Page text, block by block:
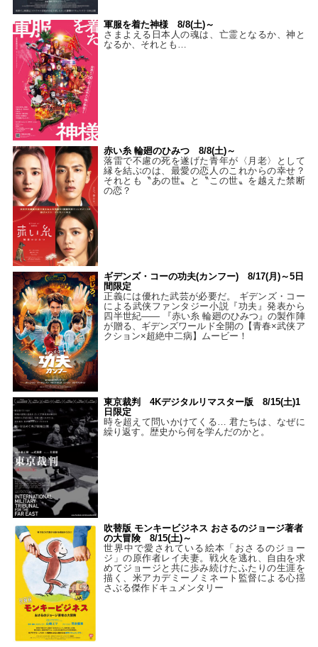
軍服を着た神様 8/8(土)～
さまよえる日本人の魂は、亡霊となるか、神と
なるか、それとも…
赤い糸 輪廻のひみつ 8/8(土)～
落雷で不慮の死を遂げた青年が〈月老〉として
縁を結ぶのは、最愛の恋人のこれからの幸せ？
それとも〝あの世〟と〝この世〟を越えた禁断
の恋？
ギデンズ・コーの功夫(カンフー) 8/17(月)～5日
間限定
正義には優れた武芸が必要だ。 ギデンズ・コー
による武侠ファンタジー小説『功夫』発表から
四半世紀―― 『赤い糸 輪廻のひみつ』の製作陣
が贈る、ギデンズワールド全開の【青春×武侠ア
クション×超絶中二病】ムービー！
東京裁判 4Kデジタルリマスター版 8/15(土)1
日限定
時を超えて問いかけてくる… 君たちは、なぜに
繰り返す。歴史から何を学んだのかと。
吹替版 モンキービジネス おさるのジョージ著者
の大冒険 8/15(土)～
世界中で愛されている絵本「おさるのジョー
ジ」の原作者レイ夫妻。戦火を逃れ、自由を求
めてジョージと共に歩み続けたふたりの生涯を
描く、米アカデミーノミネート監督による心揺
さぶる傑作ドキュメンタリー